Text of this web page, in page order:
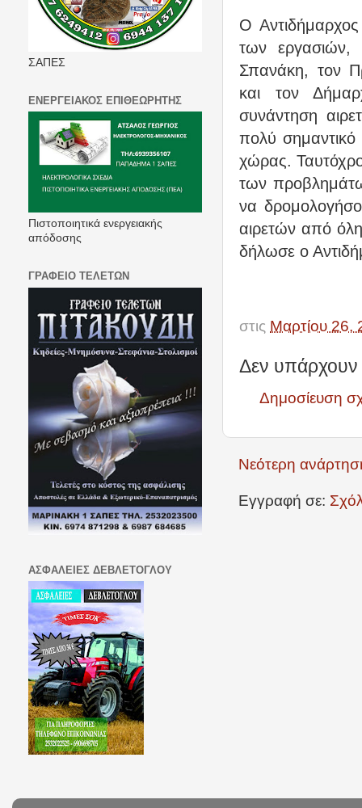
Ο Αντιδήμαρχος
των
Σπανάκη, τον
και τον
συνάντηση
πολύ
χώρας.
των
να
αιρετών από
δήλωσε ο
στις Μαρτίου 26,
Δεν υπάρχουν
Δημοσίευση
Νεότερη
Εγγραφή σε:
ΣΑΠΕΣ
ΕΝΕΡΓΕΙΑΚΟΣ ΕΠΙΘΕΩΡΗΤΗΣ
Πιστοποιητικά ενεργειακής
απόδοσης
ΓΡΑΦΕΙΟ ΤΕΛΕΤΩΝ
ΑΣΦΑΛΕΙΕΣ ΔΕΒΛΕΤΟΓΛΟΥ